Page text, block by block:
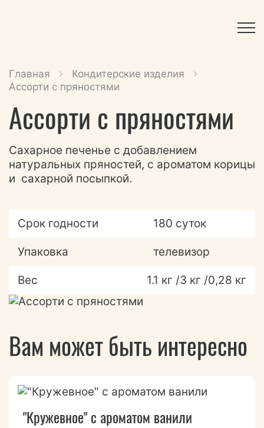
Главная
Кондитерские изделия
Ассорти с пряностями
Ассорти с пряностями
Сахарное печенье с добавлением
натуральных пряностей, с ароматом корицы
и сахарной посыпкой.
Срок годности 180 суток
Упаковка телевизор
Вес 1.1 кг /3 кг /0,28 кг
Вам может быть интересно
"Кружевное" с ароматом ванили